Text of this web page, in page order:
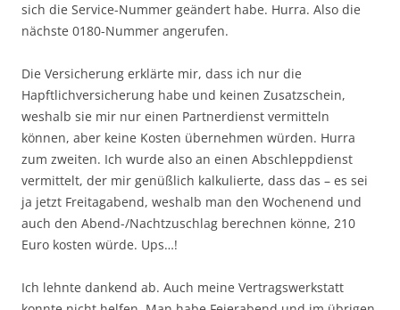
sich die Service-Nummer geändert habe. Hurra. Also die
nächste 0180-Nummer angerufen.
Die Versicherung erklärte mir, dass ich nur die
Hapftlichversicherung habe und keinen Zusatzschein,
weshalb sie mir nur einen Partnerdienst vermitteln
können, aber keine Kosten übernehmen würden. Hurra
zum zweiten. Ich wurde also an einen Abschleppdienst
vermittelt, der mir genüßlich kalkulierte, dass das – es sei
ja jetzt Freitagabend, weshalb man den Wochenend und
auch den Abend-/Nachtzuschlag berechnen könne, 210
Euro kosten würde. Ups…!
Ich lehnte dankend ab. Auch meine Vertragswerkstatt